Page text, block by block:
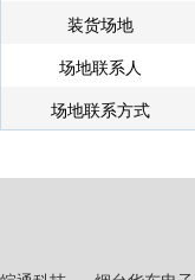
装货场地
场地联系人
场地联系方式